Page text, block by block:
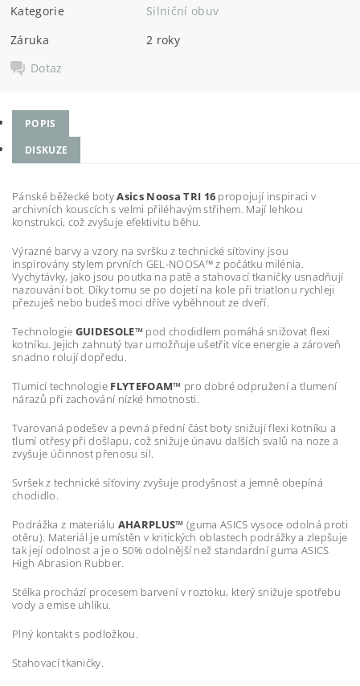
Kategorie
Silniční obuv
Záruka
2 roky
Dotaz
POPIS
DISKUZE
Pánské běžecké botyAsics Noosa TRI 16 propojují inspiraci v
archivních kouscích s velmi přiléhavým střihem. Mají lehkou
konstrukci, což zvyšuje efektivitu běhu.
Výrazné barvy a vzory na svršku z technické síťoviny jsou
inspirovány stylem prvních GEL-NOOSA™ z počátku milénia.
Vychytávky, jako jsou poutka na patě a stahovací tkaničky usnadňují
nazouvání bot. Díky tomu se po dojetí na kole při triatlonu rychleji
přezuješ nebo budeš moci dříve vyběhnout ze dveří.
Technologie GUIDESOLE™ pod chodidlem pomáhá snižovat flexi
kotníku. Jejich zahnutý tvar umožňuje ušetřit více energie a zároveň
snadno rolují dopředu.
Tlumicí technologie FLYTEFOAM™ pro dobré odpružení a tlumení
nárazů při zachování nízké hmotnosti.
Tvarovaná podešev a pevná přední část boty snižují flexi kotníku a
tlumí otřesy při došlapu, což snižuje únavu dalších svalů na noze a
zvyšuje účinnost přenosu sil.
Svršek z technické síťoviny zvyšuje prodyšnost a jemně obepíná
chodidlo.
Podrážka z materiálu AHARPLUS™ (guma ASICS vysoce odolná proti
otěru). Materiál je umístěn v kritických oblastech podrážky a zlepšuje
tak její odolnost a je o 50% odolnější než standardní guma ASICS
High Abrasion Rubber.
Stélka prochází procesem barvení v roztoku, který snižuje spotřebu
vody a emise uhlíku.
Plný kontakt s podložkou.
Stahovací tkaničky.